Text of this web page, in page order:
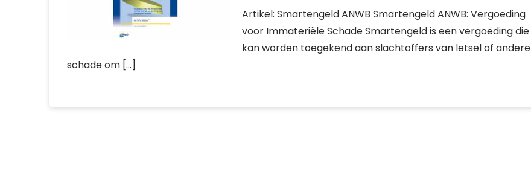
Artikel: Smartengeld ANWB Smartengeld ANWB: Vergoeding
voor Immateriële Schade Smartengeld is een vergoeding die
kan worden toegekend aan slachtoffers van letsel of andere
schade om […]